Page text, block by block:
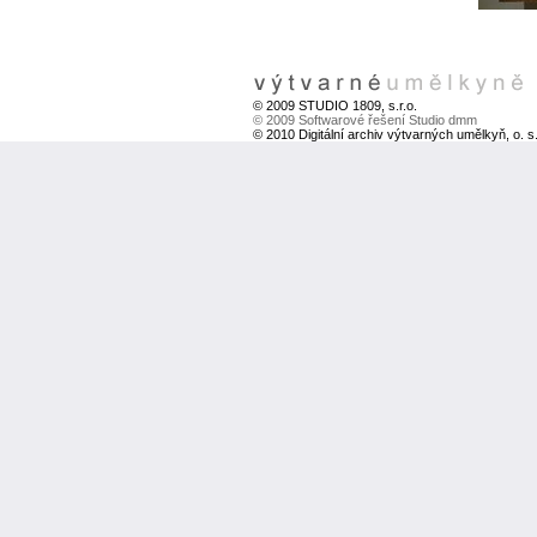
© 2009 STUDIO 1809, s.r.o.
© 2009 Softwarové řešení Studio dmm
© 2010 Digitální archiv výtvarných umělkyň, o. s.